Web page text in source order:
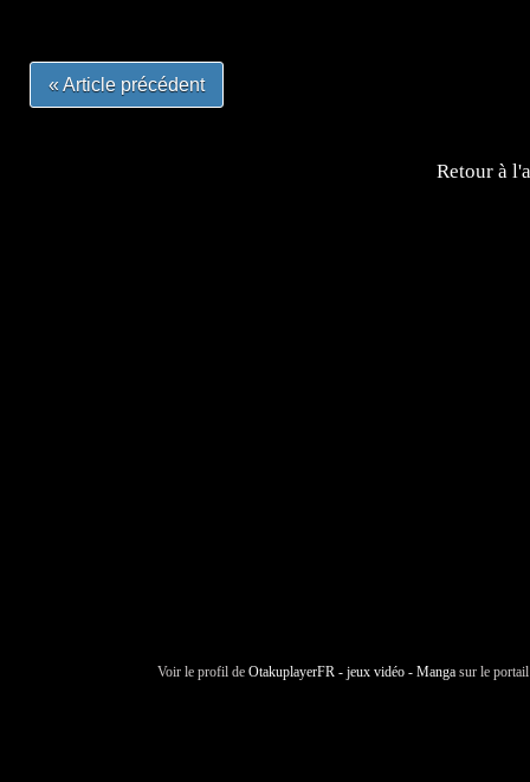
« Article précédent
Retour à
Voir le profil de OtakuplayerFR - jeux vidéo - Manga sur le